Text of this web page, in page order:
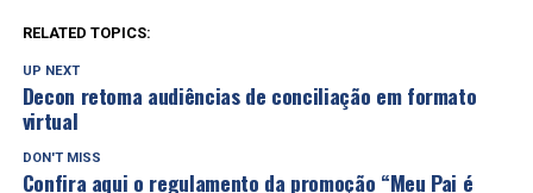
RELATED TOPICS:
UP NEXT
Decon retoma audiências de conciliação em formato
virtual
DON'T MISS
Confira aqui o regulamento da promoção “Meu Pai é